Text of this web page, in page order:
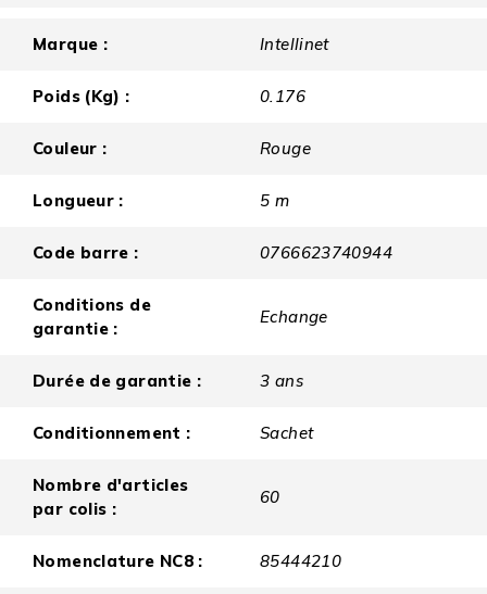
Marque : Intellinet
Poids (Kg) : 0.176
Couleur : Rouge
Longueur : 5 m
Code barre : 0766623740944
Conditions de
garantie :
Echange
Durée de garantie : 3 ans
Conditionnement : Sachet
Nombre d'articles
par colis :
60
Nomenclature NC8 : 85444210